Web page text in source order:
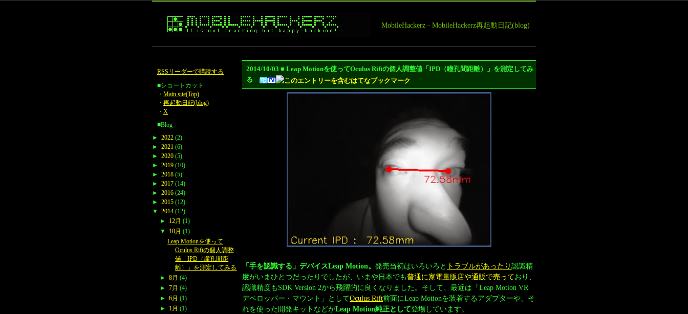
MobileHackerz - MobileHackerz再起動日記(blog)
2014/10/03 ■ Leap Motionを使ってOculus Riftの個人調整値「IPD（瞳孔間距離）」を測定してみ
る
「手を認識する」デバイスLeap Motion。 発売当初はいろいろと トラブルがあったり認識精
度がいまひとつだったりでしたが、いまや日本でも普通に家電量販店や通販で売っており、
認識精度もSDK Version 2から飛躍的に良くなりました。そして、最近は「Leap Motion VR
デベロッパー・マウント」としてOculus Rift前面にLeap Motionを装着するアダプターや、そ
れを使った開発キットなどがLeap Motion純正として登場しています。
RSSリーダーで購読する
■ショートカット
・ Main site(Top)
・ 再起動日記(blog)
・ X
■Blog
► 2022 (2)
► 2021 (6)
► 2020 (5)
► 2019 (10)
► 2018 (5)
► 2017 (14)
► 2016 (24)
► 2015 (12)
▼ 2014 (12)
►
12月 (1)
▼
10月 (1)
Leap Motionを使って
Oculus Riftの個人調整
値「IPD（瞳孔間距
離）」を測定してみる
► 8月 (4)
► 7月 (4)
► 6月 (1)
►
1月 (1)